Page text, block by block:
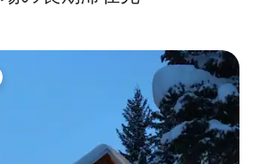
スです。